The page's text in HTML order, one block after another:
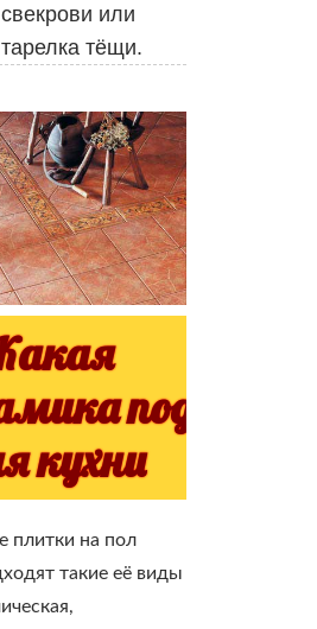
свекрови или
тарелка тёщи.
подойдёт
кухни
плитки на пол
такие её виды